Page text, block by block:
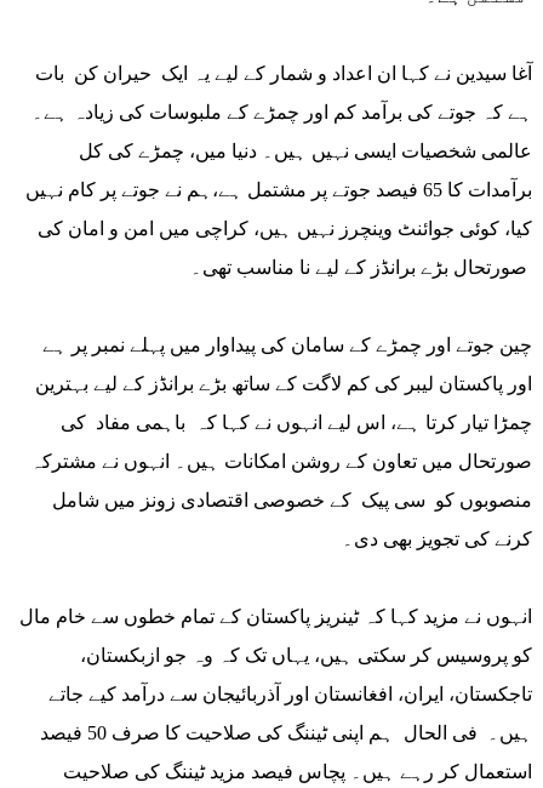
آغا سیدین نے کہا ان اعداد و شمار کے لیے یہ ایک حیران کن بات
ہے کہ جوتے کی برآمد کم اور چمڑے کے ملبوسات کی زیادہ ہے۔
عالمی شخصیات ایسی نہیں ہیں۔ دنیا میں، چمڑے کی کل
برآمدات کا 65 فیصد جوتے پر مشتمل ہے،ہم نے جوتے پر کام نہیں
کیا، کوئی جوائنٹ وینچرز نہیں ہیں، کراچی میں امن و امان کی
اور پاکستان لیبر کی کم لاگت کے ساتھ بڑے برانڈز کے لیے بہترین
چمڑا تیار کرتا ہے، اس لیے انہوں نے کہا کہ باہمی مفاد کی
صورتحال میں تعاون کے روشن امکانات ہیں۔ انہوں نے مشترکہ
منصوبوں کو سی پیک کے خصوصی اقتصادی زونز میں شامل
کرنے کی تجویز بھی دی۔
انہوں نے مزید کہا کہ ٹینریز پاکستان کے تمام خطوں سے خام مال
کو پروسیس کر سکتی ہیں، یہاں تک کہ وہ جو ازبکستان،
تاجکستان، ایران، افغانستان اور آذربائیجان سے درآمد کیے جاتے
ہیں۔ فی الحال ہم اپنی ٹیننگ کی صلاحیت کا صرف 50 فیصد
استعمال کر رہے ہیں۔ پچاس فیصد مزید ٹیننگ کی صلاحیت